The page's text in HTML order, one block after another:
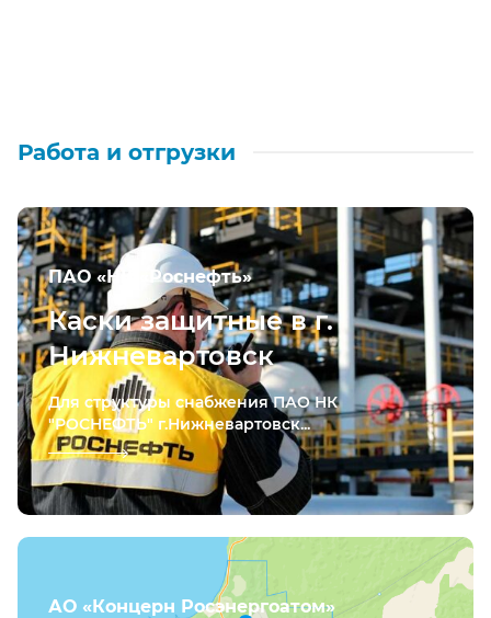
Работа и отгрузки
ПАО «НК «Роснефть»
Каски защитные в г.
Нижневартовск
Для структуры снабжения ПАО НК
"РОСНЕФТЬ" г.Нижневартовск...
АО «Концерн Росэнергоатом»